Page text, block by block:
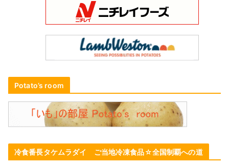
Potato’s room
冷食番長タケムラダイ ご当地冷凍食品☆全国制覇への道